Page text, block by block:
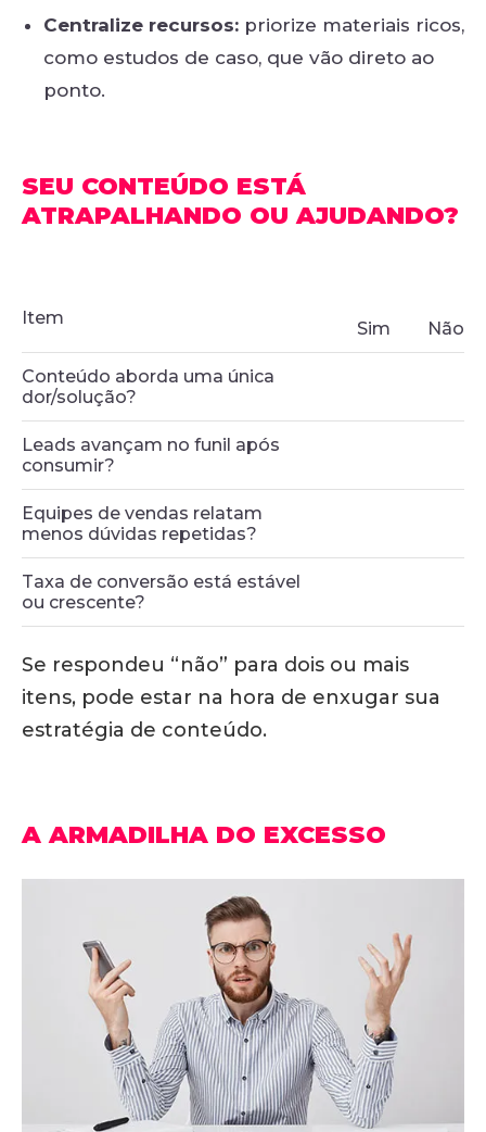
Centralize recursos: priorize materiais ricos,
como estudos de caso, que vão direto ao
ponto.
SEU CONTEÚDO ESTÁ
ATRAPALHANDO OU AJUDANDO?
Item
Sim Não
Conteúdo aborda uma única
dor/solução?
Leads avançam no funil após
consumir?
Equipes de vendas relatam
menos dúvidas repetidas?
Taxa de conversão está estável
ou crescente?
Se respondeu “não” para dois ou mais
itens, pode estar na hora de enxugar sua
estratégia de conteúdo.
A ARMADILHA DO EXCESSO